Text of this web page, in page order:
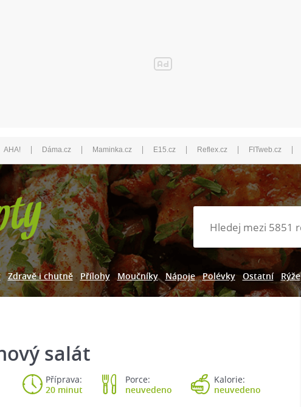
AHA! | Dáma.cz | Maminka.cz | E15.cz | Reflex.cz | FITweb.cz |
Zdravě i chutně Přílohy Moučníky Nápoje Polévky Ostatní Rýže
salát
Příprava:
20 minut
Porce:
neuvedeno
Kalorie:
neuvedeno